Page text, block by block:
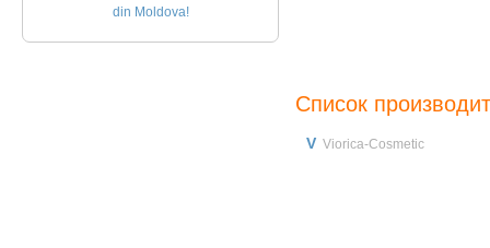
din Moldova!
Список
V Viorica-Cosmetic